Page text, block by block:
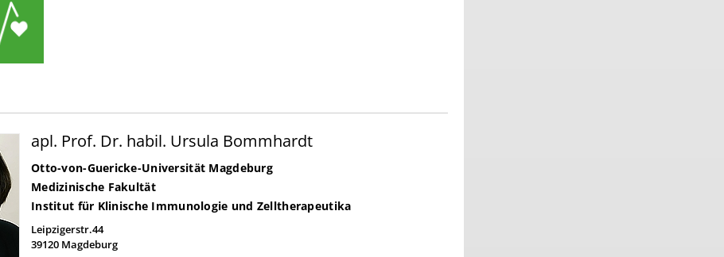
apl. Prof. Dr. habil. Ursula Bommhardt
Otto-von-Guericke-Universität Magdeburg
Medizinische Fakultät
Institut für Klinische Immunologie und Zelltherapeutika
Leipzigerstr.44
39120 Magdeburg